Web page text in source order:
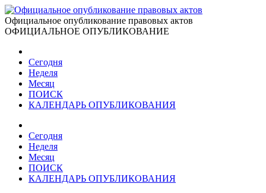
Официальное опубликование правовых актов
ОФИЦИАЛЬНОЕ ОПУБЛИКОВАНИЕ
Сегодня
Неделя
Месяц
ПОИСК
КАЛЕНДАРЬ ОПУБЛИКОВАНИЯ
Сегодня
Неделя
Месяц
ПОИСК
КАЛЕНДАРЬ ОПУБЛИКОВАНИЯ